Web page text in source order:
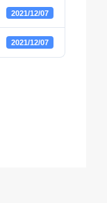
2021/12/07
2021/12/07